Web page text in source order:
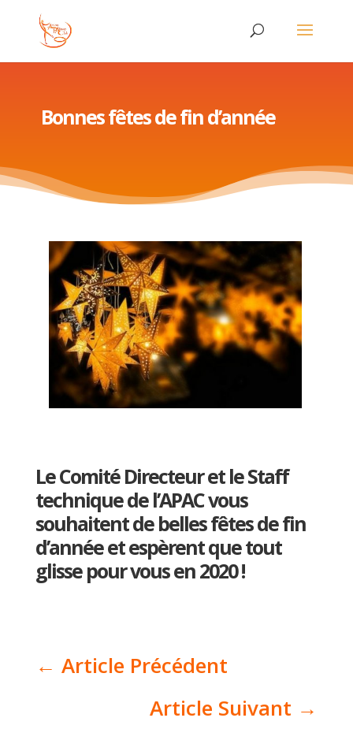
Bonnes fêtes de fin d’année
Le Comité Directeur et le Staff
technique de l’APAC vous
souhaitent de belles fêtes de fin
d’année et espèrent que tout
glisse pour vous en 2020 !
← Article Précédent
Article Suivant →